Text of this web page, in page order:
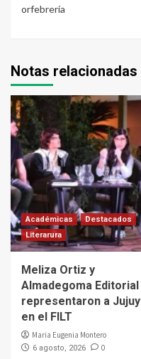
orfebrería
Notas relacionadas
Académicas
Destacados
Literarura
Meliza Ortiz y
Almadegoma Editorial
representaron a Jujuy
en el FILT
Maria Eugenia Montero
6 agosto, 2026 0